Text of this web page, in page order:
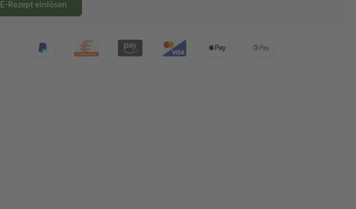
E-Rezept einlösen